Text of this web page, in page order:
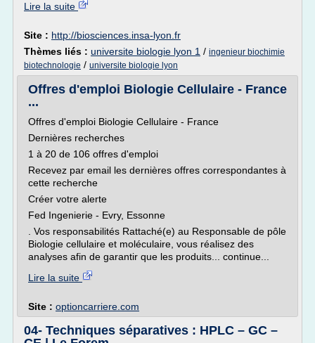
Lire la suite
Site : http://biosciences.insa-lyon.fr
Thèmes liés : universite biologie lyon 1 / ingenieur biochimie
biotechnologie / universite biologie lyon
Offres d'emploi Biologie Cellulaire - France
...
Offres d'emploi Biologie Cellulaire - France
Dernières recherches
1 à 20 de 106 offres d'emploi
Recevez par email les dernières offres correspondantes à
cette recherche
Créer votre alerte
Fed Ingenierie - Evry, Essonne
. Vos responsabilités Rattaché(e) au Responsable de pôle
Biologie cellulaire et moléculaire, vous réalisez des
analyses afin de garantir que les produits... continue...
Lire la suite
Site : optioncarriere.com
04- Techniques séparatives : HPLC – GC –